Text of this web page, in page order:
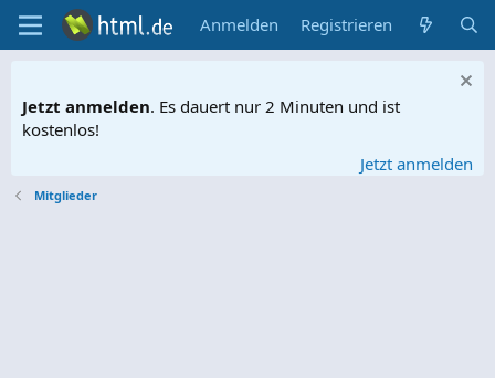
Anmelden Registrieren
Jetzt anmelden. Es dauert nur 2 Minuten und ist
kostenlos!
Jetzt anmelden
Mitglieder